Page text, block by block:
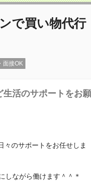
で買い物代行
面接OK
活のサポートをお願
のサポートをお任せしま
しながら働けます＾＾＊